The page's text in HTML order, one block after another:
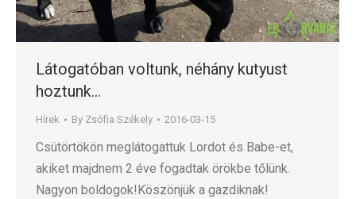
Látogatóban voltunk, néhány kutyust
hoztunk…
Hírek By Zsófia Székely 2016-03-15
Csütörtökön meglátogattuk Lordot és Babe-et,
akiket majdnem 2 éve fogadtak örökbe tőlünk.
Nagyon boldogok!Köszönjük a gazdiknak!